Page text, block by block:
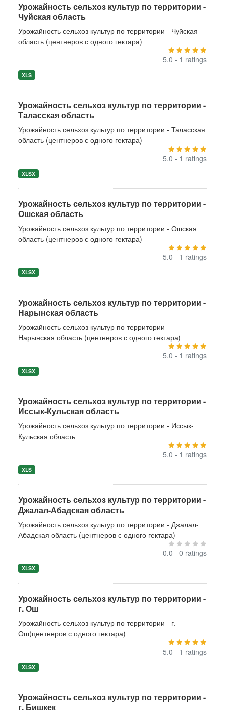
Урожайность сельхоз культур по территории -
Чуйская область
Урожайность сельхоз культур по территории - Чуйская
область (центнеров с одного гектара)
5.0 - 1 ratings
XLS
Урожайность сельхоз культур по территории -
Таласская область
Урожайность сельхоз культур по территории - Таласская
область (центнеров с одного гектара)
5.0 - 1 ratings
XLSX
Урожайность сельхоз культур по территории -
Ошская область
Урожайность сельхоз культур по территории - Ошская
область (центнеров с одного гектара)
5.0 - 1 ratings
XLSX
Урожайность сельхоз культур по территории -
Нарынская область
Урожайность сельхоз культур по территории -
Нарынская область (центнеров с одного гектара)
5.0 - 1 ratings
XLSX
Урожайность сельхоз культур по территории -
Иссык-Кульская область
Урожайность сельхоз культур по территории - Иссык-
Кульская область
5.0 - 1 ratings
XLS
Урожайность сельхоз культур по территории -
Джалал-Абадская область
Урожайность сельхоз культур по территории - Джалал-
Абадская область (центнеров с одного гектара)
0.0 - 0 ratings
XLSX
Урожайность сельхоз культур по территории -
г. Ош
Урожайность сельхоз культур по территории - г.
Ош(центнеров с одного гектара)
5.0 - 1 ratings
XLSX
Урожайность сельхоз культур по территории -
г. Бишкек